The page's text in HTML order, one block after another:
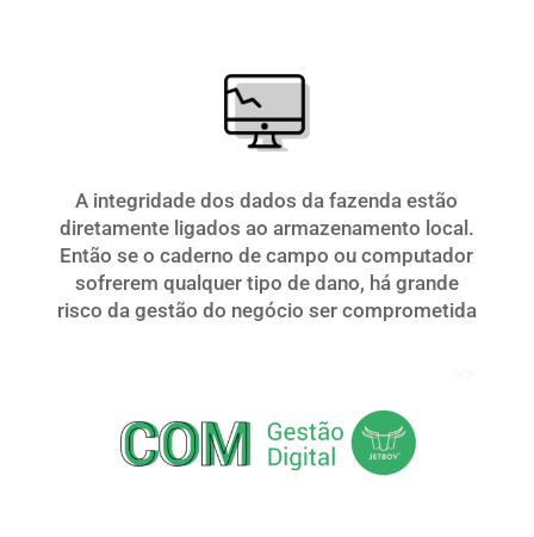
A integridade dos dados da fazenda estão
diretamente ligados ao armazenamento local.
Então se o caderno de campo ou computador
sofrerem qualquer tipo de dano, há grande
risco da gestão do negócio ser comprometida